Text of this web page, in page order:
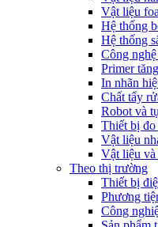
Vật liệu
Hệ thống
Hệ thống
Công
Primer
In nhãn
Chất tẩy
Robot và
Thiết bị
Vật liệu
Vật liệu
Theo thị trường
Thiết bị
Phương
Công